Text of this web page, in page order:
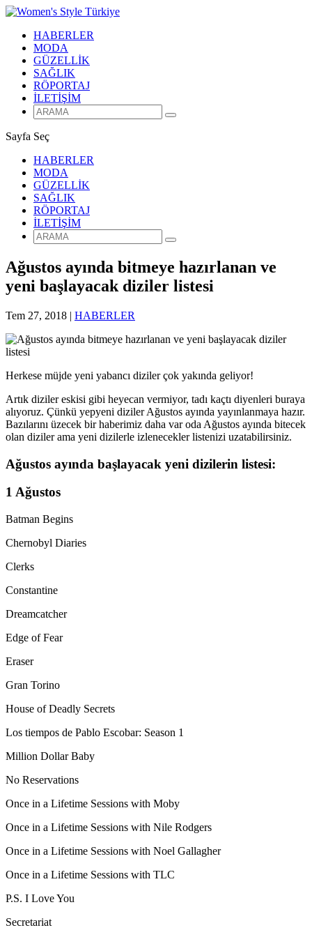
HABERLER
MODA
GÜZELLİK
SAĞLIK
RÖPORTAJ
İLETİŞİM
Sayfa Seç
HABERLER
MODA
GÜZELLİK
SAĞLIK
RÖPORTAJ
İLETİŞİM
Ağustos ayında bitmeye hazırlanan ve
yeni başlayacak diziler listesi
Tem 27, 2018 | HABERLER
Herkese müjde yeni yabancı diziler çok yakında geliyor!
Artık diziler eskisi gibi heyecan vermiyor, tadı kaçtı diyenleri buraya
alıyoruz. Çünkü yepyeni diziler Ağustos ayında yayınlanmaya hazır.
Bazılarını üzecek bir haberimiz daha var oda Ağustos ayında bitecek
olan diziler ama yeni dizilerle izlenecekler listenizi uzatabilirsiniz.
Ağustos ayında başlayacak yeni dizilerin listesi:
1 Ağustos
Batman Begins
Chernobyl Diaries
Clerks
Constantine
Dreamcatcher
Edge of Fear
Eraser
Gran Torino
House of Deadly Secrets
Los tiempos de Pablo Escobar: Season 1
Million Dollar Baby
No Reservations
Once in a Lifetime Sessions with Moby
Once in a Lifetime Sessions with Nile Rodgers
Once in a Lifetime Sessions with Noel Gallagher
Once in a Lifetime Sessions with TLC
P.S. I Love You
Secretariat